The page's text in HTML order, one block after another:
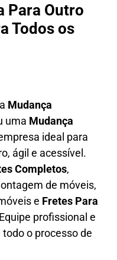
Para Outro
Todos os
Mudança
uma Mudança
ideal para
ágil e acessível.
Completos,
de móveis,
e Fretes Para
Equipe profissional e
o processo de